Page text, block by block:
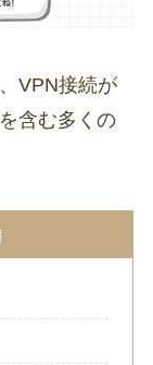
VPN接続が
含む多くの